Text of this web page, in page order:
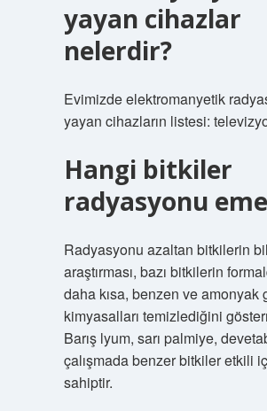
yayan cihazlar
nelerdir?
Evimizde elektromanyetik
yayan cihazların listesi:
Hangi bitkiler
radyasyonu
Radyasyonu azaltan bitkilerin
araştırması, bazı bitkilerin
daha kısa, benzen ve amonyak
kimyasalları temizlediğini
Barış lyum, sarı palmiye,
çalışmada benzer bitkiler etkili
sahiptir.